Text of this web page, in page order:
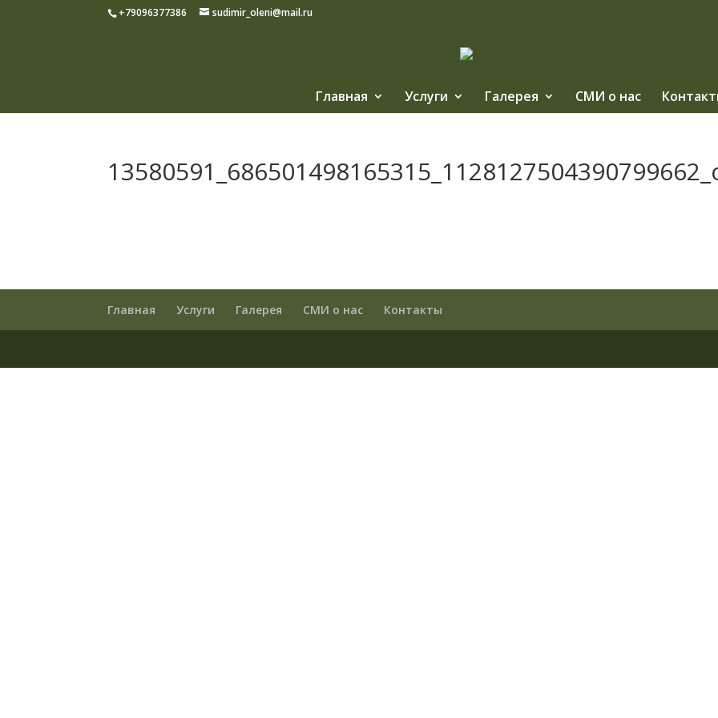
+79096377386 sudimir_oleni@mail.ru
Главная Услуги Галерея СМИ о нас
Главная Услуги Галерея СМИ о нас Контакты